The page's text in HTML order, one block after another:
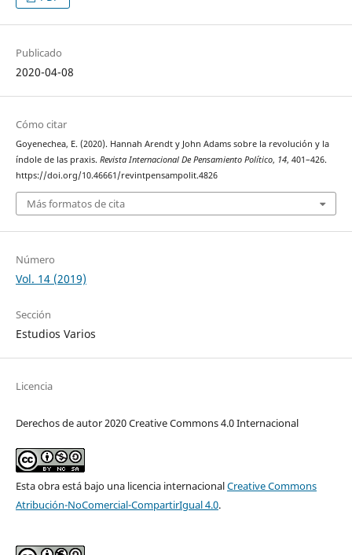
Publicado
2020-04-08
Cómo citar
Goyenechea, E. (2020). Hannah Arendt y John Adams sobre la revolución y la
índole de las praxis. Revista Internacional De Pensamiento Político, 14, 401–426.
https://doi.org/10.46661/revintpensampolit.4826
Más formatos de cita
Número
Vol. 14 (2019)
Sección
Estudios Varios
Licencia
Derechos de autor 2020 Creative Commons 4.0 Internacional
Esta obra está bajo una licencia internacionalCreative Commons
Atribución-NoComercial-CompartirIgual 4.0.